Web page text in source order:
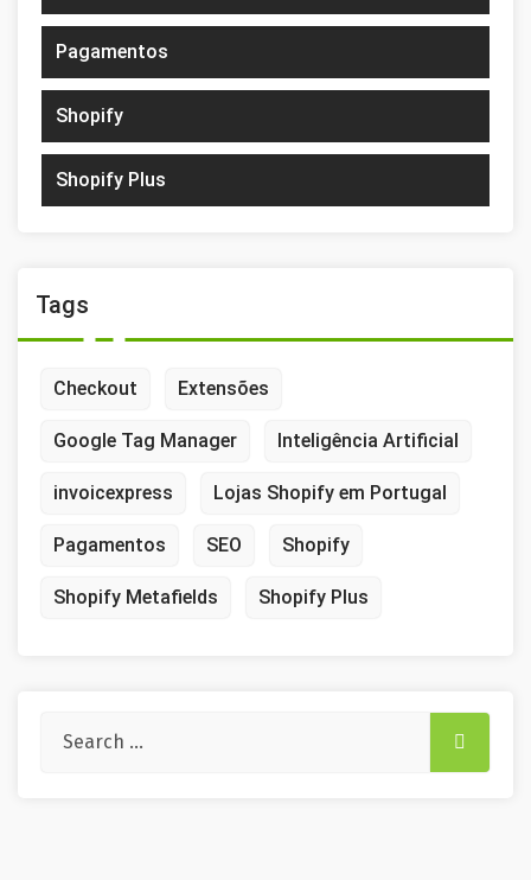
Pagamentos
Shopify
Shopify Plus
Tags
Checkout Extensões
Google Tag Manager Inteligência Artificial
invoicexpress Lojas Shopify em Portugal
Pagamentos SEO Shopify
Shopify Metafields Shopify Plus